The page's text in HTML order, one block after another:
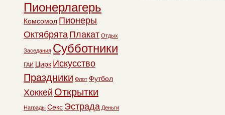
Пионерлагерь
Комсомол Пионеры
Октябрята Плакат Отдых
Заседания Субботники
ГАИ Цирк Искусство
Праздники Флот Футбол
Хоккей Открытки
Награды Секс Эстрада Деньги